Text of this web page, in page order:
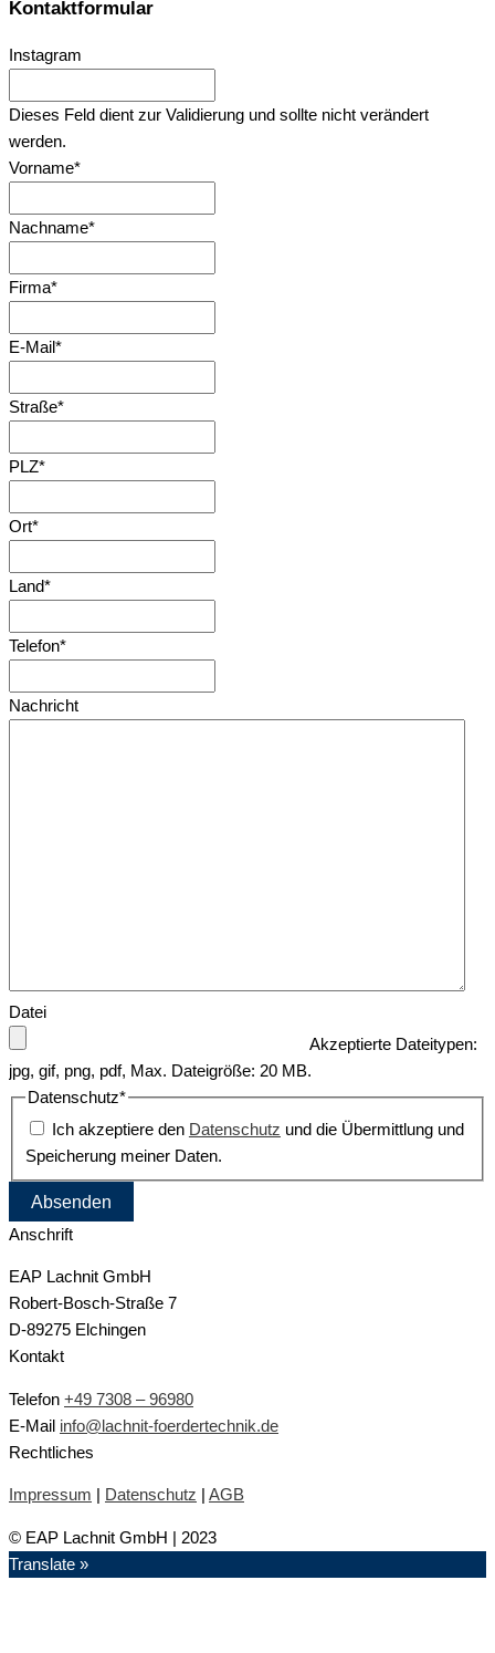
Kontaktformular
Instagram
Dieses Feld dient zur Validierung und sollte nicht verändert
werden.
Vorname*
Nachname*
Firma*
E-Mail*
Straße*
PLZ*
Ort*
Land*
Telefon*
Nachricht
Datei
Akzeptierte Dateitypen:
jpg, gif, png, pdf, Max. Dateigröße: 20 MB.
Datenschutz*
Ich akzeptiere den Datenschutz und die Übermittlung und
Speicherung meiner Daten.
Anschrift
EAP Lachnit GmbH
Robert-Bosch-Straße 7
D-89275 Elchingen
Kontakt
Telefon +49 7308 – 96980
E-Mail info@lachnit-foerdertechnik.de
Rechtliches
Impressum Datenschutz AGB
© EAP Lachnit GmbH | 2023
Translate »